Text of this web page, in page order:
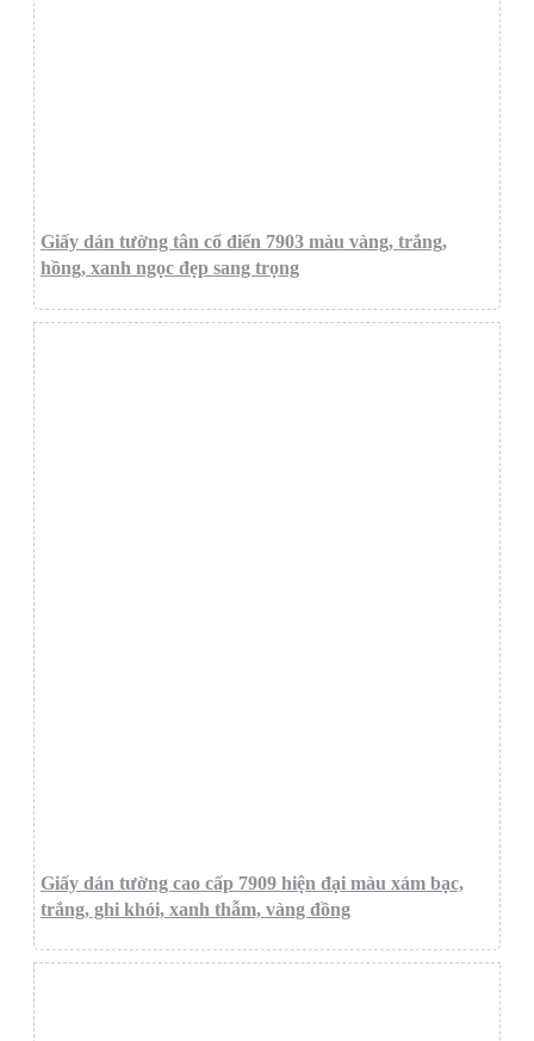
Giấy dán tường tân cổ điển 7903 màu vàng, trắng,
hồng, xanh ngọc đẹp sang trọng
Giấy dán tường cao cấp 7909 hiện đại màu xám bạc,
trắng, ghi khói, xanh thẫm, vàng đồng